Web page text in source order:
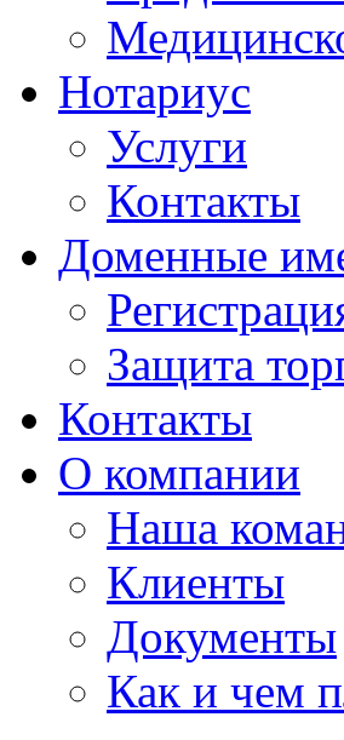
Нотариус
Услуги
Контакты
Доменные
Защита
Контакты
О компании
Наша
Клиенты
Документы
Как и чем